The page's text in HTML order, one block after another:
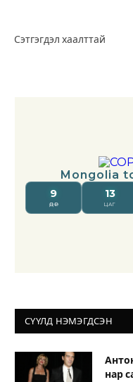
Сэтгэгдэл хаалттай
СҮҮЛД НЭМЭГДСЭН
нар